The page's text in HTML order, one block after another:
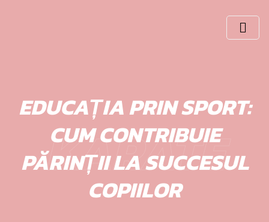
KARATE
EDUCAȚIA PRIN SPORT:
CUM CONTRIBUIE
PĂRINȚII LA SUCCESUL
COPIILOR